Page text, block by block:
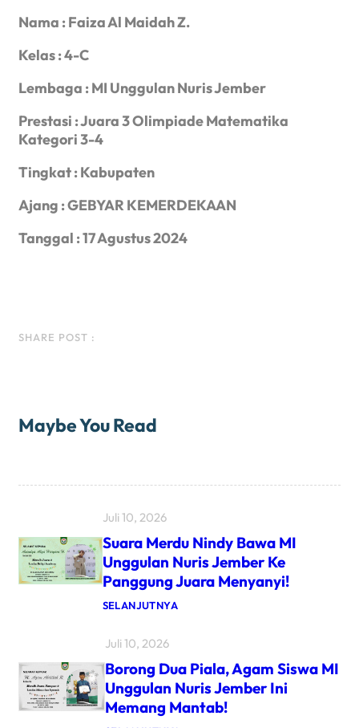
Nama : Faiza Al Maidah Z.
Kelas: 4-C
Lembaga : MI Unggulan Nuris Jember
Prestasi : Juara 3 Olimpiade Matematika
Kategori 3-4
Tingkat: Kabupaten
Ajang : GEBYAR KEMERDEKAAN
Tanggal : 17 Agustus 2024
SHARE POST :
Maybe You Read
Juli 10, 2026
Suara Merdu Nindy Bawa MI
Unggulan Nuris Jember Ke
Panggung Juara Menyanyi!
SELANJUTNYA:
A
M
E
R
Juli 10, 2026
Borong Dua Piala, Agam Siswa MI
Unggulan Nuris Jember Ini
Memang Mantab!